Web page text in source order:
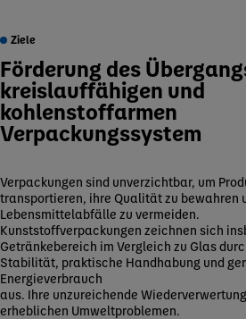
Ziele
Förderung des
kreislauffähigen und
kohlenstoffarmen
Verpackungssystem
Verpackungen sind unverzichtbar, um
transportieren, ihre Qualität zu bewahren
Lebensmittelabfälle zu vermeiden.
Kunststoffverpackungen zeichnen sich
Getränkebereich im Vergleich zu Glas
Stabilität, praktische Handhabung und
Energieverbrauch
aus. Ihre unzureichende
erheblichen Umweltproblemen.